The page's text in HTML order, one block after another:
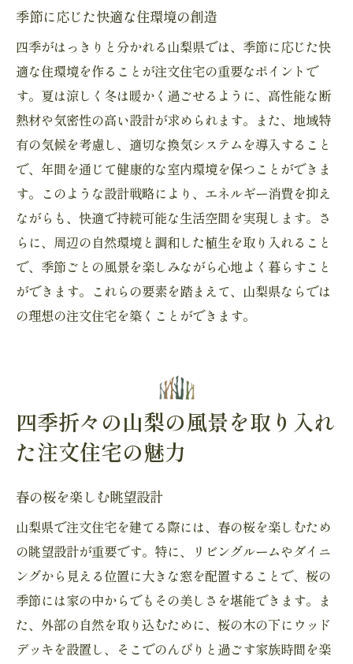
季節に応じた快適な住環境の創造
四季がはっきりと分かれる山梨県では、季節に応じた快
適な住環境を作ることが注文住宅の重要なポイントで
す。夏は涼しく冬は暖かく過ごせるように、高性能な断
熱材や気密性の高い設計が求められます。また、地域特
有の気候を考慮し、適切な換気システムを導入すること
で、年間を通じて健康的な室内環境を保つことができま
す。このような設計戦略により、エネルギー消費を抑え
ながらも、快適で持続可能な生活空間を実現します。さ
らに、周辺の自然環境と調和した植生を取り入れること
で、季節ごとの風景を楽しみながら心地よく暮らすこと
ができます。これらの要素を踏まえて、山梨県ならでは
の理想の注文住宅を築くことができます。
四季折々の山梨の風景を取り入れ
た注文住宅の魅力
春の桜を楽しむ眺望設計
山梨県で注文住宅を建てる際には、春の桜を楽しむため
の眺望設計が重要です。特に、リビングルームやダイニ
ングから見える位置に大きな窓を配置することで、桜の
季節には家の中からでもその美しさを堪能できます。ま
た、外部の自然を取り込むために、桜の木の下にウッド
デッキを設置し、そこでのんびりと過ごす家族時間を楽